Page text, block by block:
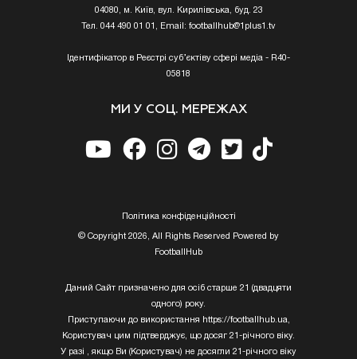
04080, м. Київ, вул. Кирилівська, буд. 23
Тел. 044 490 01 01, Email: footballhub@1plus1.tv
Ідентифікатор в Реєстрі суб’єктіву сфері медіа - R40-
05818
МИ У СОЦ. МЕРЕЖАХ
Полiтика конфiденцiйностi
© Copyright 2026, All Rights Reserved Powered by
FootballHub
Даний Сайт призначено для осіб старше 21 (двадцяти
одного) року.
Приступаючи до використання https://footballhub.ua,
Користувач цим підтверджує, що досяг 21-річного віку.
У разі , якщо Ви (Користувач) не досягли 21-річного віку